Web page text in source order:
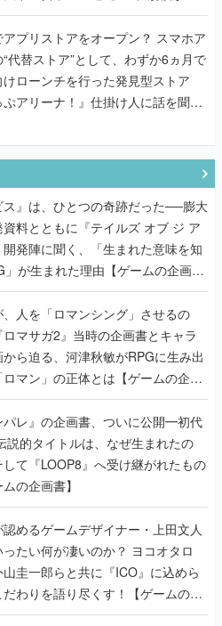
りをプロデューサーに聞いた
プリストアをオープン？ スマホア
“代替ストア”として、わずか6ヵ月で
けローンチを行った発見型ストア
ぷアリーナ！』仕掛け人に話を聞い
ス』は、ひとつの奇跡だった──膨大
資料とともに『テイルズ オブ ジ ア
開発陣に聞く、「生まれた意味を知
」が生まれた理由【ゲームの企画
、人を「ロマンシング」させるの
マサガ2』当時の企画書とキャラ
ら迫る、河津秋敏がRPGに生み出
ロマン」の正体とは【ゲームの企画
パレ』の企画書、ついに公開━初代
説的タイトルは、なぜ生まれたの
て『LOOP8』へ受け継がれたもの
ムの企画書】
めるゲームデザイナー・上田文人
ったい何が凄いのか？ ヨコオタロ
山圭一郎らと共に『ICO』に込めら
わりを語り尽くす！【ゲームの企